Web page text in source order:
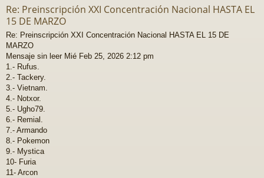
Re: Preinscripción XXI Concentración Nacional HASTA EL
15 DE MARZO
Re: Preinscripción XXI Concentración Nacional HASTA EL 15 DE
MARZO
Mensaje sin leer Mié Feb 25, 2026 2:12 pm
1.- Rufus.
2.- Tackery.
3.- Vietnam.
4.- Notxor.
5.- Ugho79.
6.- Remial.
7.- Armando
8.- Pokemon
9.- Mystica
10- Furia
11- Arcon